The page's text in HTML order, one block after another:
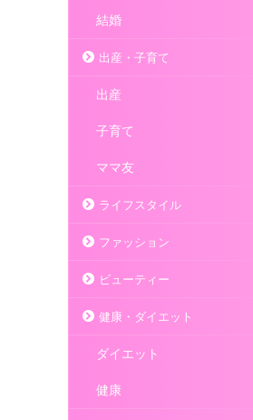
結婚
出産・子育て
出産
子育て
ママ友
ライフスタイル
ファッション
ビューティー
健康・ダイエット
ダイエット
健康